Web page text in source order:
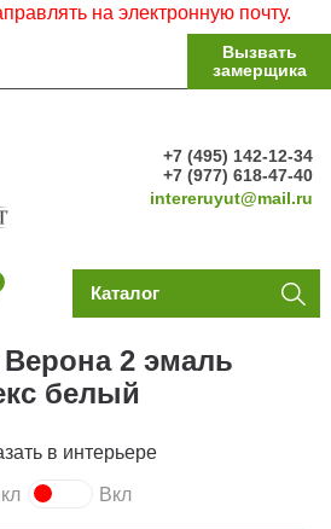
на электронную почту.
Вызвать
замерщика
+7 (495) 142-12-34
+7 (977) 618-47-40
intereruyut@mail.ru
Каталог
2 эмаль
белый
в интерьере
Вкл